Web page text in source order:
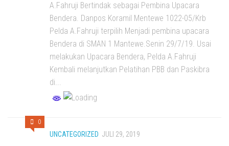
A.Fahruji Bertindak sebagai Pembina Upacara
Bendera. Danpos Koramil Mentewe 1022-05/Krb
Pelda A.Fahruji terpilih Menjadi pembina upacara
Bendera di SMAN 1 Mantewe.Senin 29/7/19. Usai
melakukan Upacara Bendera, Pelda A.Fahruji
Kembali melanjutkan Pelatihan PBB dan Paskibra
di...
0
UNCATEGORIZED JULI 29, 2019